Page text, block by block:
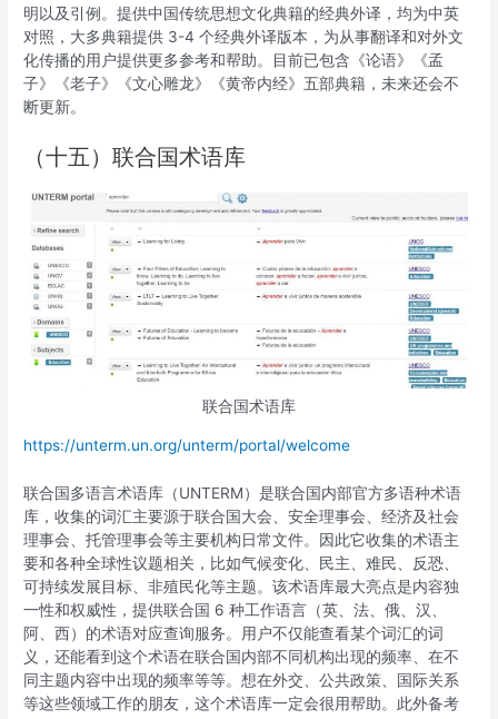
明以及引例。提供中国传统思想文化典籍的经典外译，均为中英
对照，大多典籍提供 3-4 个经典外译版本，为从事翻译和对外文
化传播的用户提供更多参考和帮助。目前已包含《论语》《孟
子》《老子》《文心雕龙》《黄帝内经》五部典籍，未来还会不
断更新。
（十五）联合国术语库
联合国术语库
https://unterm.un.org/unterm/portal/welcome
联合国多语言术语库（UNTERM）是联合国内部官方多语种术语
库，收集的词汇主要源于联合国大会、安全理事会、经济及社会
理事会、托管理事会等主要机构日常文件。因此它收集的术语主
要和各种全球性议题相关，比如气候变化、民主、难民、反恐、
可持续发展目标、非殖民化等主题。该术语库最大亮点是内容独
一性和权威性，提供联合国 6 种工作语言（英、法、俄、汉、
阿、西）的术语对应查询服务。用户不仅能查看某个词汇的词
义，还能看到这个术语在联合国内部不同机构出现的频率、在不
同主题内容中出现的频率等等。想在外交、公共政策、国际关系
等这些领域工作的朋友，这个术语库一定会很用帮助。此外备考